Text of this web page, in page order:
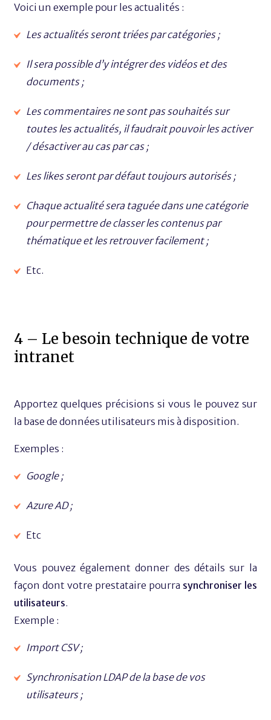
Voici un exemple pour les actualités :
Les actualités seront triées par catégories ;
Il sera possible d’y intégrer des vidéos et des
documents ;
Les commentaires ne sont pas souhaités sur
toutes les actualités, il faudrait pouvoir les activer
/ désactiver au cas par cas ;
Les likes seront par défaut toujours autorisés ;
Chaque actualité sera taguée dans une catégorie
pour permettre de classer les contenus par
thématique et les retrouver facilement ;
Etc.
4 – Le besoin technique de votre
intranet
Apportez quelques précisions si vous le pouvez sur
la base de données utilisateurs mis à disposition.
Exemples :
Google ;
Azure AD ;
Etc
Vous pouvez également donner des détails sur la
façon dont votre prestataire pourra synchroniser les
utilisateurs.
Exemple :
Import CSV ;
Synchronisation LDAP de la base de vos
utilisateurs ;